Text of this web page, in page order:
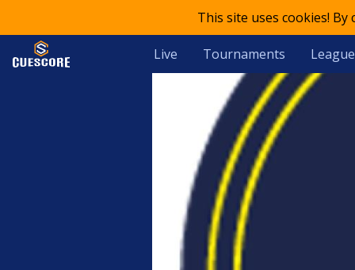
This site uses cookies!
Live Tournaments